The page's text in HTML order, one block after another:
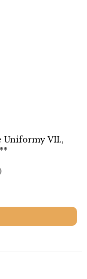
Uniformy VII.,